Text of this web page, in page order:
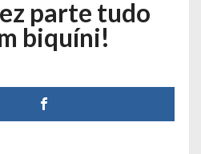
parte tudo
biquíni!